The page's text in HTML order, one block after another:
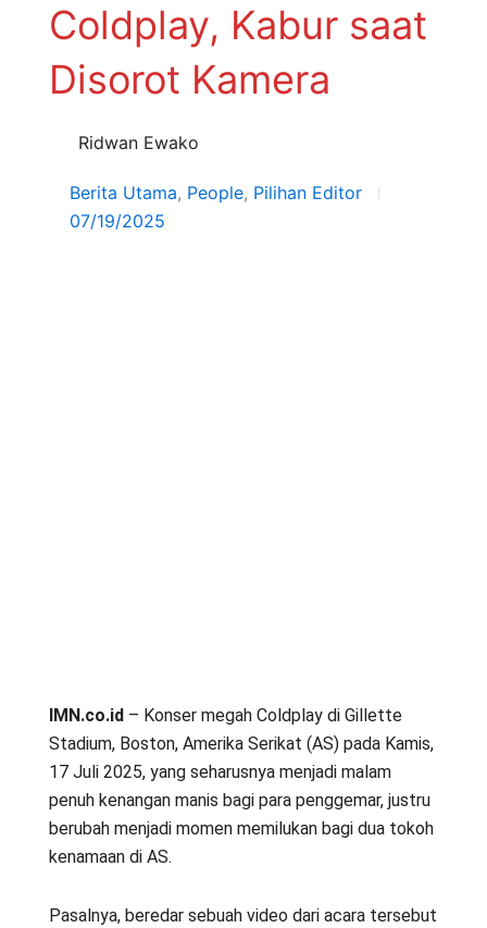
Coldplay, Kabur saat
Disorot Kamera
Ridwan Ewako
Berita Utama, People, Pilihan Editor
07/19/2025
IMN.co.id– Konser megah Coldplay di Gillette
Stadium, Boston, Amerika Serikat (AS) pada Kamis,
17 Juli 2025, yang seharusnya menjadi malam
penuh kenangan manis bagi para penggemar, justru
berubah menjadi momen memilukan bagi dua tokoh
kenamaan di AS.
Pasalnya, beredar sebuah video dari acara tersebut